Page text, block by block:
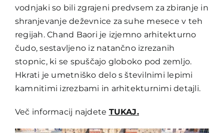
vodnjaki so bili zgrajeni predvsem za zbiranje in
shranjevanje deževnice za suhe mesece v teh
regijah. Chand Baori je izjemno arhitekturno
čudo, sestavljeno iz natančno izrezanih
stopnic, ki se spuščajo globoko pod zemljo.
Hkrati je umetniško delo s številnimi lepimi
kamnitimi izrezbami in arhitekturnimi detajli.
Več informacij najdete TUKAJ.